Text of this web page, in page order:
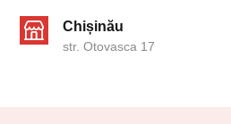
Chișinău
str. Otovasca 17